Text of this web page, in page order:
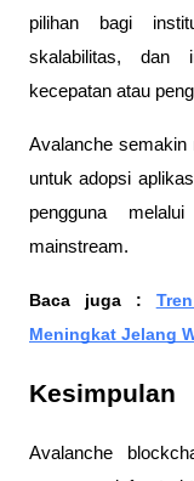
pilihan bagi
skalabilitas, dan
kecepatan atau
Avalanche semakin
untuk adopsi
pengguna
mainstream.
Baca juga :
Meningkat Jelang
Kesimpulan
Avalanche